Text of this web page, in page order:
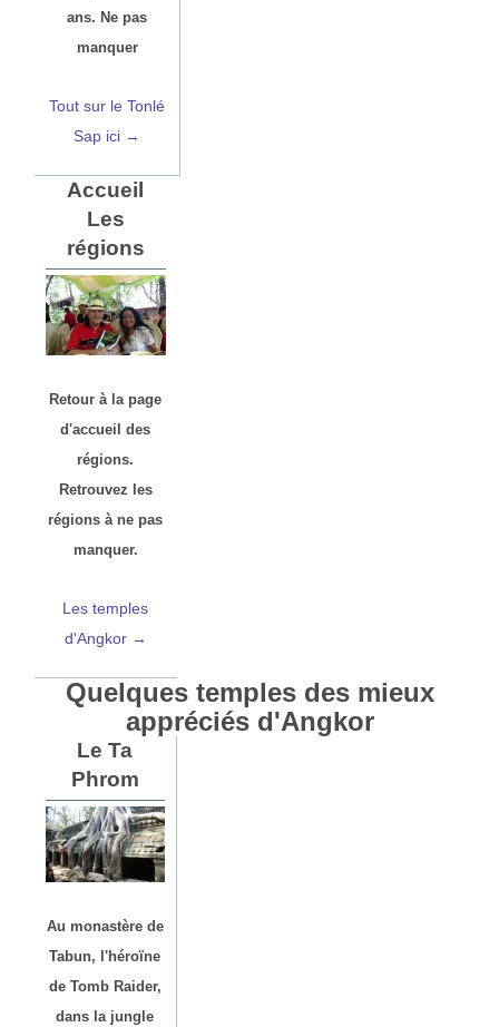
ans. Ne pas
manquer
Tout sur le Tonlé
Sap ici →
Accueil
Les
régions
Retour à la page
d'accueil des
régions.
Retrouvez les
régions à ne pas
manquer.
Les temples
d'Angkor →
Quelques temples des mieux
appréciés d'Angkor
Le Ta
Phrom
Au monastère de
Tabun, l'héroïne
de Tomb Raider,
dans la jungle